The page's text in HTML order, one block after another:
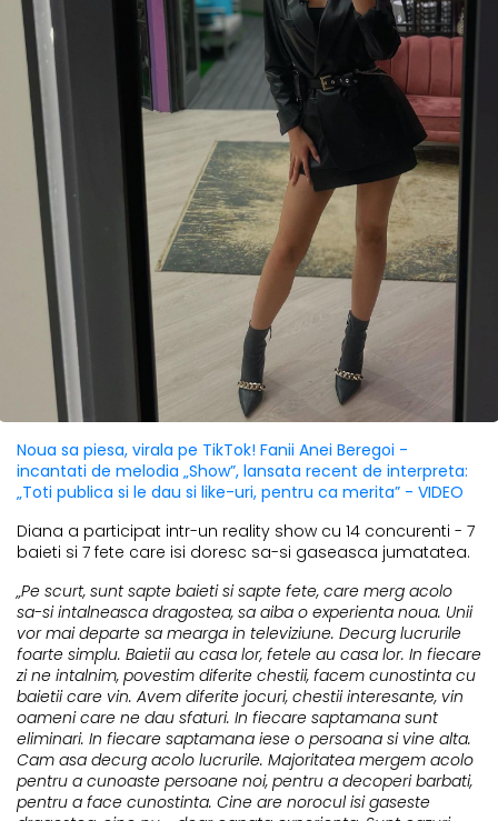
Noua sa piesa, virala pe TikTok! Fanii Anei Beregoi -
incantati de melodia „Show”, lansata recent de interpreta:
„Toti publica si le dau si like-uri, pentru ca merita” - VIDEO
Diana a participat intr-un reality show cu 14 concurenti - 7
baieti si 7 fete care isi doresc sa-si gaseasca jumatatea.
„Pe scurt, sunt sapte baieti si sapte fete, care merg acolo
sa-si intalneasca dragostea, sa aiba o experienta noua. Unii
vor mai departe sa mearga in televiziune. Decurg lucrurile
foarte simplu. Baietii au casa lor, fetele au casa lor. In fiecare
zi ne intalnim, povestim diferite chestii, facem cunostinta cu
baietii care vin. Avem diferite jocuri, chestii interesante, vin
oameni care ne dau sfaturi. In fiecare saptamana sunt
eliminari. In fiecare saptamana iese o persoana si vine alta.
Cam asa decurg acolo lucrurile. Majoritatea mergem acolo
pentru a cunoaste persoane noi, pentru a decoperi barbati,
pentru a face cunostinta. Cine are norocul isi gaseste